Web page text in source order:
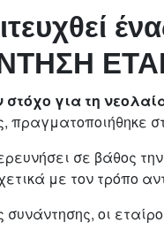
για τη
σε βάθος
με τον τρόπο
συνάντησης, οι